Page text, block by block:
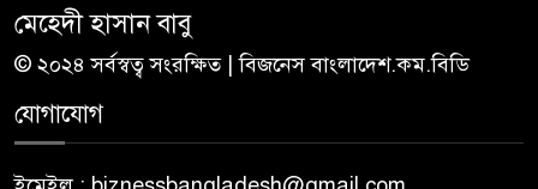
মেহেদী হাসান বাবু
© ২০২৪ সর্বস্বত্ব সংরক্ষিত | বিজনেস বাংলাদেশ.কম.বিডি
যোগাযোগ